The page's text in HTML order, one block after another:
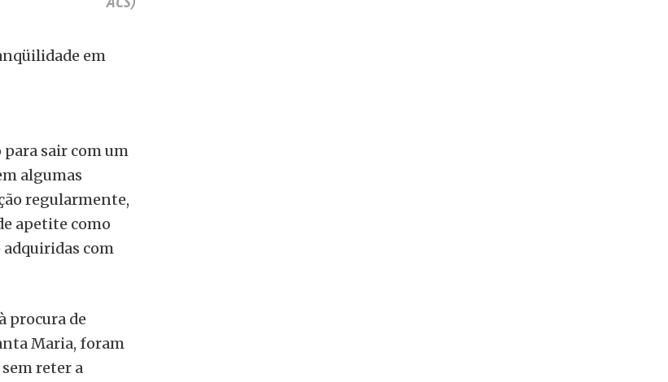
em
sair com um
algumas
regularmente,
apetite como
com
procura de
Maria, foram
reter a